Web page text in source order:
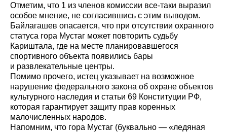
Отметим, что 1 из членов комиссии все-таки выразил
особое мнение, не согласившись с этим выводом.
Байлагашев опасается, что при отсутствии охранного
статуса гора Мустаг может повторить судьбу
Кариштала, где на месте планировавшегося
спортивного объекта появились бары
и развлекательные центры.
Помимо прочего, истец указывает на возможное
нарушение федерального закона об охране объектов
культурного наследия и статьи 69 Конституции РФ,
которая гарантирует защиту прав коренных
малочисленных народов.
Напомним, что гора Мустаг (буквально — «ледяная